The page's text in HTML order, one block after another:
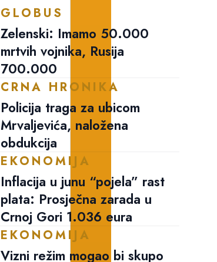
GLOBUS
Zelenski: Imamo 50.000
mrtvih vojnika, Rusija
700.000
CRNA HRONIKA
Policija traga za ubicom
Mrvaljevića, naložena
obdukcija
EKONOMIJA
Inflacija u junu “pojela” rast
plata: Prosječna zarada u
Crnoj Gori 1.036 eura
EKONOMIJA
Vizni režim mogao bi skupo